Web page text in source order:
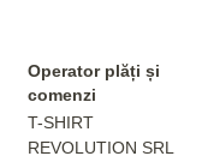
Operator plăți și
comenzi
T-SHIRT
REVOLUTION SRL